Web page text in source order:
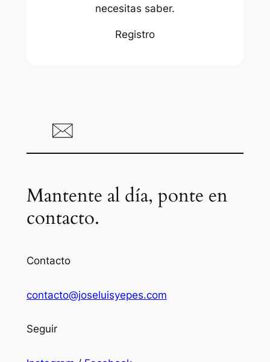
necesitas saber.
Registro
Mantente al día, ponte en
contacto.
Contacto
contacto@joseluisyepes.com
Seguir